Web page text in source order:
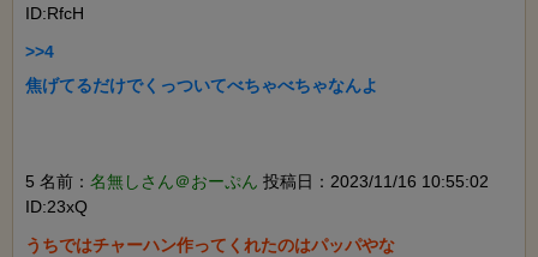
ID:RfcH
>>4
焦げてるだけでくっついてべちゃべちゃなんよ
5 名前： 名無しさん＠おーぷん 投稿日：2023/11/16 10:55:02
ID:23xQ
うちではチャーハン作ってくれたのはパッパやな